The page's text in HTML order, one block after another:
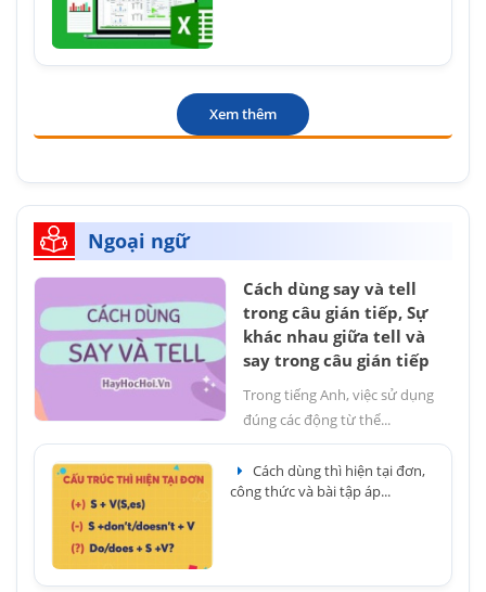
Xem thêm
Ngoại ngữ
Cách dùng say và tell
trong câu gián tiếp, Sự
khác nhau giữa tell và
say trong câu gián tiếp
Trong tiếng Anh, việc sử dụng
đúng các động từ thể...
Cách dùng thì hiện tại đơn,
công thức và bài tập áp...